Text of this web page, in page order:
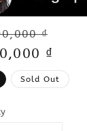
₫
₫
Sold Out